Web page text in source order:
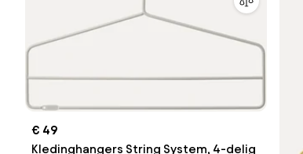
€ 49
Kledinghangers String System, 4-delig